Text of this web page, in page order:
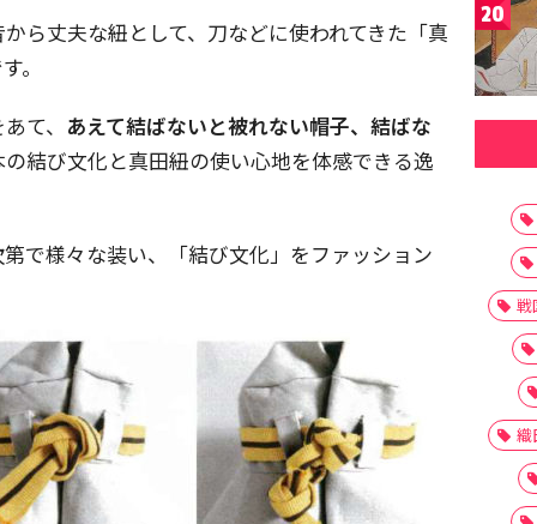
ら丈夫な紐として、刀などに使われてきた「真
。
て、 あえて結ばないと被れない帽子、結ばな
結び文化と真田紐の使い心地を体感できる逸
で様々な装い、「結び文化」をファッション
20
戦
織